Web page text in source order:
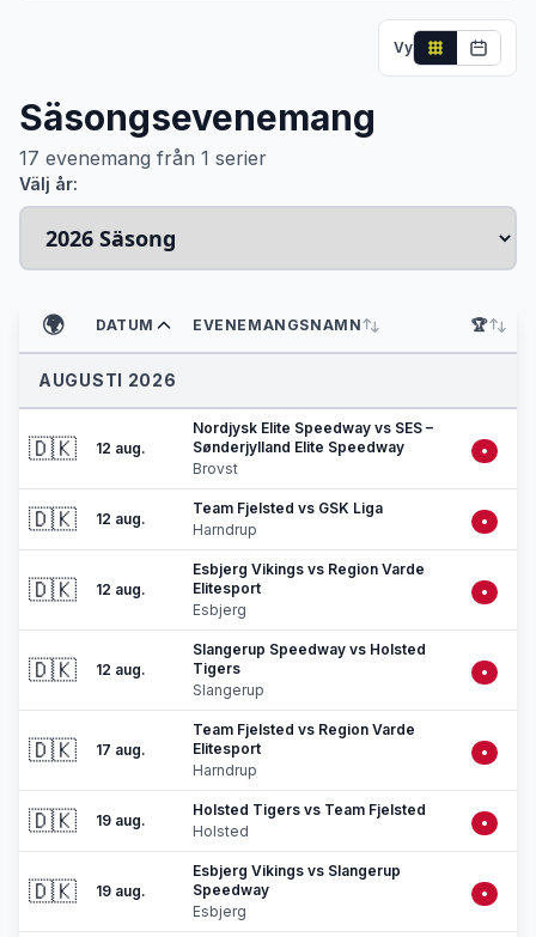
Vy
Säsongsevenemang
17 evenemang från 1 serier
Välj år:
🌍 DATUM EVENEMANGSNAMN 🏆
AUGUSTI 2026
🇩🇰 12 aug.
Nordjysk Elite Speedway vs SES –
Sønderjylland Elite Speedway
Brovst
•
🇩🇰 12 aug.
Team Fjelsted vs GSK Liga
Harndrup
•
🇩🇰 12 aug.
Esbjerg Vikings vs Region Varde
Elitesport
Esbjerg
•
🇩🇰 12 aug.
Slangerup Speedway vs Holsted
Tigers
Slangerup
•
🇩🇰 17 aug.
Team Fjelsted vs Region Varde
Elitesport
Harndrup
•
🇩🇰 19 aug.
Holsted Tigers vs Team Fjelsted
Holsted
•
🇩🇰 19 aug.
Esbjerg Vikings vs Slangerup
Speedway
Esbjerg
•